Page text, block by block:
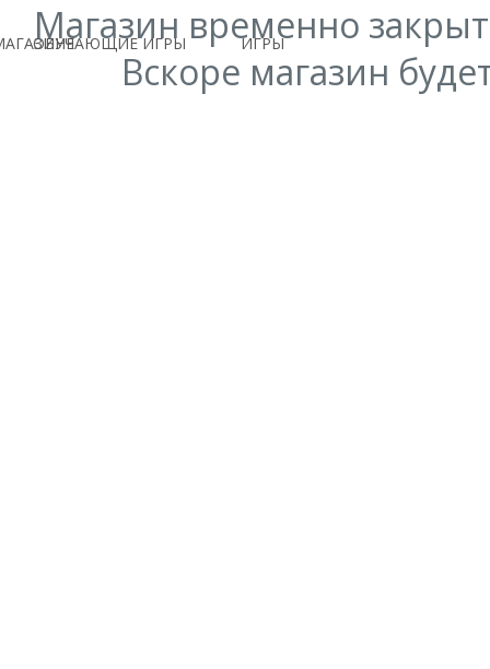
ОБУЧАЮЩИЕ ИГРЫ ИГРЫ
Магазин временно
Вскоре магазин